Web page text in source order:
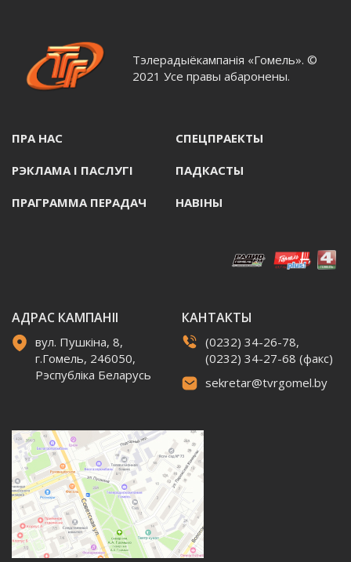
Тэлерадыёкампанія «Гомель». ©
2021 Усе правы абаронены.
ПРА НАС СПЕЦПРАЕКТЫ
РЭКЛАМА I ПАСЛУГI ПАДКАСТЫ
ПРАГРАММА ПЕРАДАЧ НАВIНЫ
АДРАС КАМПАНІІ
вул. Пушкіна, 8,
г.Гомель, 246050,
Рэспубліка Беларусь
КАНТАКТЫ
(0232) 34-26-78,
(0232) 34-27-68 (факс)
sekretar@tvrgomel.by